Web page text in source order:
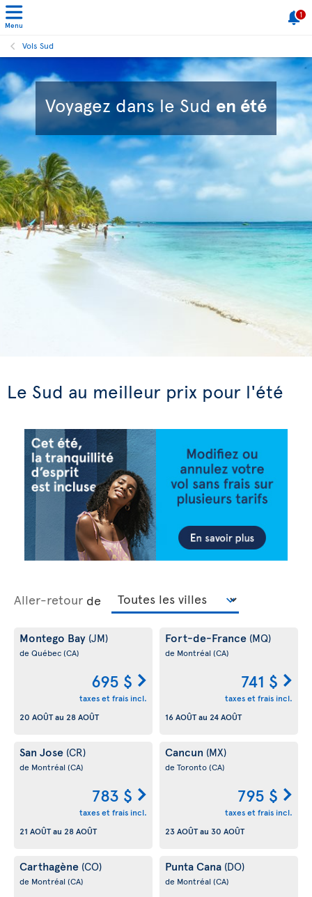
Menu
1
Vols Sud
Voyagez dans le Sud en été
Le Sud au meilleur prix pour l'été
Aller-retour de
Montego Bay (JM)
de Québec(CA)
695 $
taxes et frais incl.
20 AOÛTau 28 AOÛT
Fort-de-France (MQ)
de Montréal (CA)
741 $
taxes et frais incl.
16 AOÛTau 24 AOÛT
San Jose (CR)
de Montréal (CA)
783 $
taxes et frais incl.
21 AOÛTau 28 AOÛT
Cancun (MX)
de Toronto(CA)
795 $
taxes et frais incl.
23 AOÛTau 30 AOÛT
Carthagène (CO)
de Montréal (CA)
Punta Cana (DO)
de Montréal (CA)